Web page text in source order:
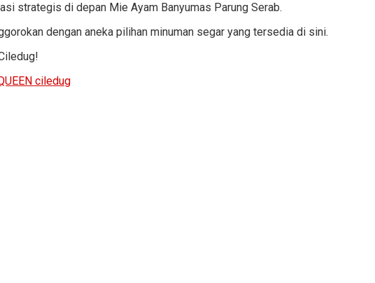
strategis di depan Mie Ayam Banyumas Parung Serab.
dengan aneka pilihan minuman segar yang tersedia di sini.
ciledug